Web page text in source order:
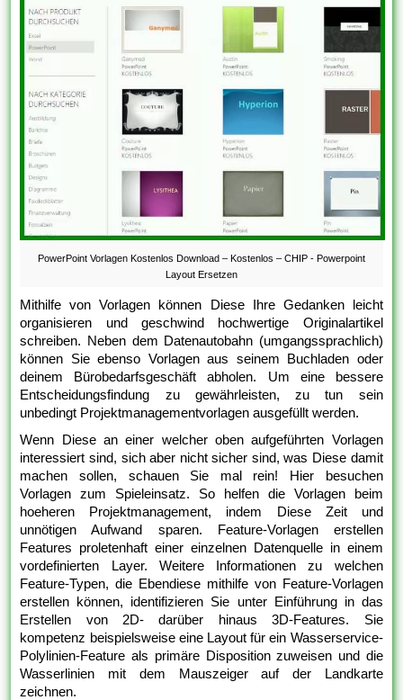
PowerPoint Vorlagen Kostenlos Download – Kostenlos – CHIP - Powerpoint
Layout Ersetzen
Mithilfe von Vorlagen können Diese Ihre Gedanken leicht
organisieren und geschwind hochwertige Originalartikel
schreiben. Neben dem Datenautobahn (umgangssprachlich)
können Sie ebenso Vorlagen aus seinem Buchladen oder
deinem Bürobedarfsgeschäft abholen. Um eine bessere
Entscheidungsfindung zu gewährleisten, zu tun sein
unbedingt Projektmanagementvorlagen ausgefüllt werden.
Wenn Diese an einer welcher oben aufgeführten Vorlagen
interessiert sind, sich aber nicht sicher sind, was Diese damit
machen sollen, schauen Sie mal rein! Hier besuchen
Vorlagen zum Spieleinsatz. So helfen die Vorlagen beim
hoeheren Projektmanagement, indem Diese Zeit und
unnötigen Aufwand sparen. Feature-Vorlagen erstellen
Features proletenhaft einer einzelnen Datenquelle in einem
vordefinierten Layer. Weitere Informationen zu welchen
Feature-Typen, die Ebendiese mithilfe von Feature-Vorlagen
erstellen können, identifizieren Sie unter Einführung in das
Erstellen von 2D- darüber hinaus 3D-Features. Sie
kompetenz beispielsweise eine Layout für ein Wasserservice-
Polylinien-Feature als primäre Disposition zuweisen und die
Wasserlinien mit dem Mauszeiger auf der Landkarte
zeichnen.